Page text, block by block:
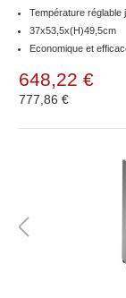
Température réglable
37x53,5x(H)49,5cm
Economique et
648,22 €
777,86 €